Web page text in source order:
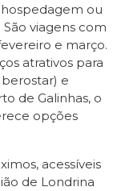
ou
viagens com
e março.
atrativos para
e
de Galinhas, o
opções
acessíveis
de Londrina